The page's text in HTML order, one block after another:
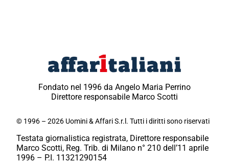
Fondato nel 1996 da Angelo Maria Perrino
Direttore responsabile Marco Scotti
© 1996 – 2026 Uomini & Affari S.r.l. Tutti i diritti sono riservati
Testata giornalistica registrata, Direttore responsabile
Marco Scotti, Reg. Trib. di Milano n° 210 dell’11 aprile
1996 – P.I. 11321290154